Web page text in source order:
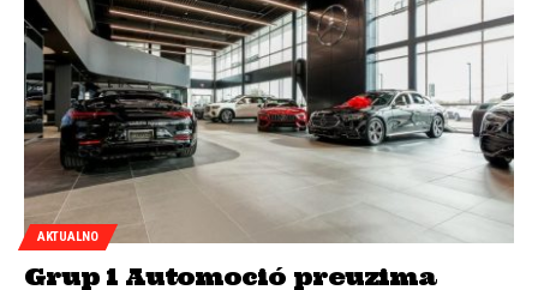
AKTUALNO
Grup 1 Automoció preuzima